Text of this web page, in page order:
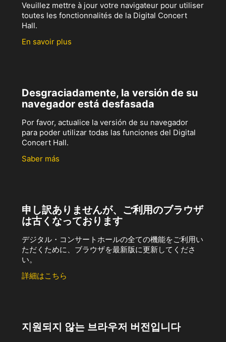
Veuillez mettre à jour votre navigateur pour utiliser
toutes les fonctionnalités de la Digital Concert
Hall.
En savoir plus
Desgraciadamente, la versión de su
navegador está desfasada
Por favor, actualice la versión de su navegador
para poder utilizar todas las funciones del Digital
Concert Hall.
Saber más
申し訳ありませんが、ご利用のブラウザ
は古くなっております
デジタル・コンサートホールの全ての機能をご利用い
ただくために、ブラウザを最新版に更新してくださ
い。
詳細はこちら
지원되지 않는 브라우저 버전입니다